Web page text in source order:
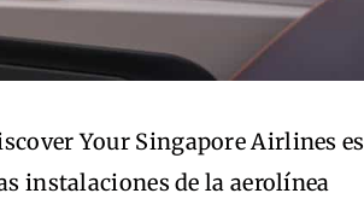
Your Singapore Airlines es
instalaciones de la aerolínea